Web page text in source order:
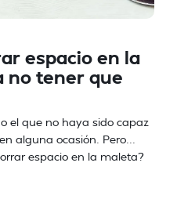
espacio en la
no tener que
el que no haya sido capaz
alguna ocasión. Pero...
espacio en la maleta?